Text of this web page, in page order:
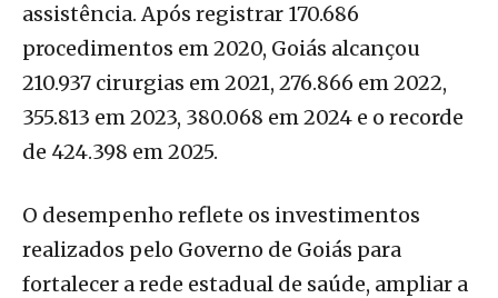
assistência. Após registrar 170.686
procedimentos em 2020, Goiás alcançou
210.937 cirurgias em 2021, 276.866 em 2022,
355.813 em 2023, 380.068 em 2024 e o recorde
de 424.398 em 2025.
O desempenho reflete os investimentos
realizados pelo Governo de Goiás para
fortalecer a rede estadual de saúde, ampliar a